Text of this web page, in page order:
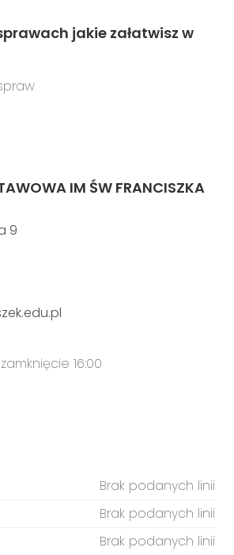
jakie załatwisz w
IM ŚW FRANCISZKA
9
16:00
Brak podanych linii
Brak podanych linii
Brak podanych linii